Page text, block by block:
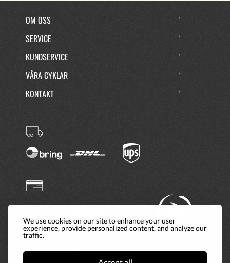
We use cookies on our site to enhance your user
experience, provide personalized content, and analyze our
traffic.
OM OSS
SERVICE
KUNDSERVICE
VÅRA CYKLAR
KONTAKT
SOCIAL MEDIER